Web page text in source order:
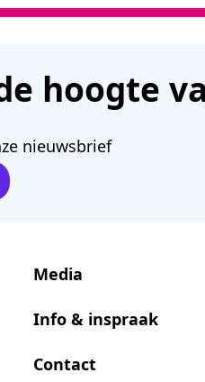
hoogte
nieuwsbrief
Media
Info & inspraak
Contact